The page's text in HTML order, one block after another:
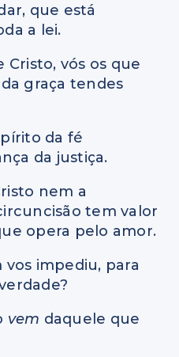
que está
a lei.
Cristo, vós os que
graça tendes
da fé
da justiça.
nem a
tem valor
opera pelo amor.
vos impediu, para
vem daquele que